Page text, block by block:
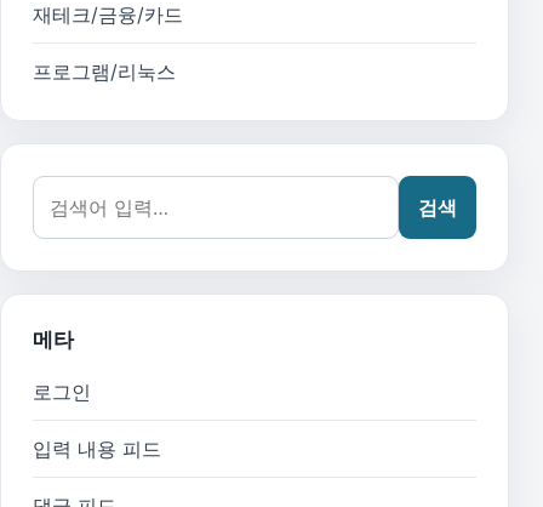
재테크/금융/카드
프로그램/리눅스
검색어:
검색
메타
로그인
입력 내용 피드